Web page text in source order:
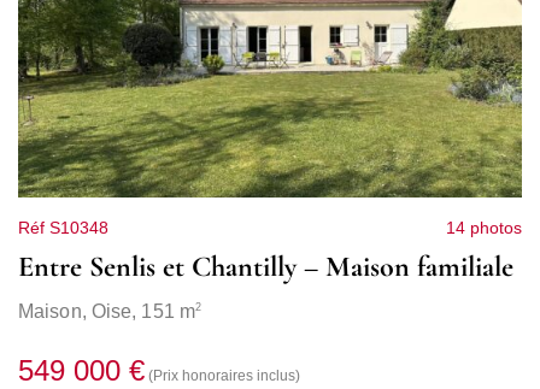
Réf S10348 14 photos
Entre Senlis et Chantilly – Maison familiale
Maison, Oise, 151 m2
549 000 € (Prix honoraires inclus)